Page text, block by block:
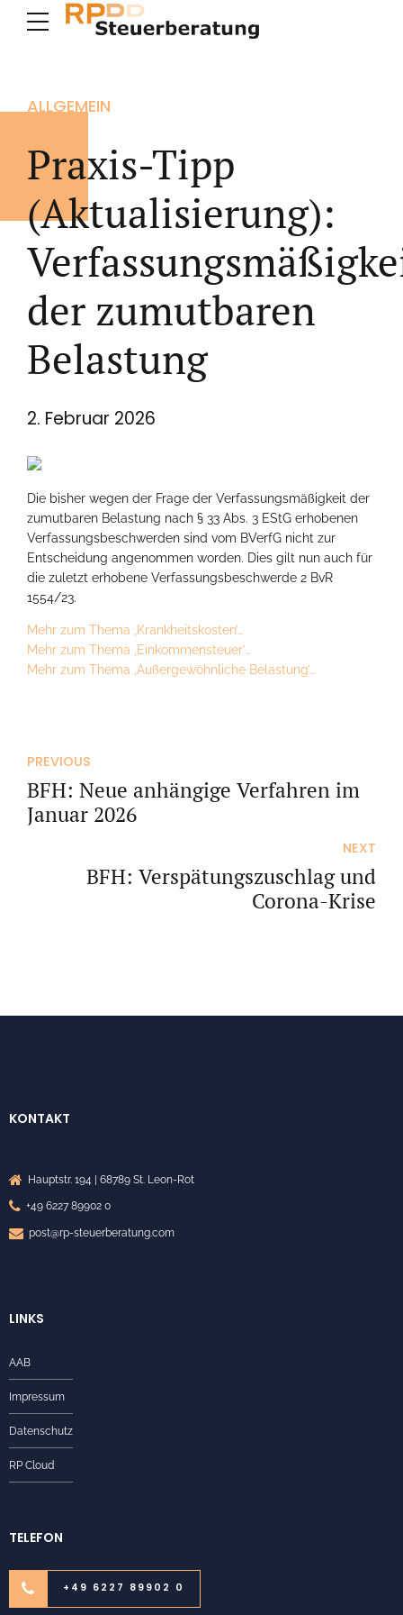
ALLGEMEIN
Praxis-Tipp
(Aktualisierung):
der zumutbaren
Belastung
2. Februar 2026
Die bisher wegen der Frage der Verfassungsmäßigkeit der
zumutbaren Belastung nach § 33 Abs. 3 EStG erhobenen
Verfassungsbeschwerden sind vom BVerfG nicht zur
Entscheidung angenommen worden. Dies gilt nun auch für
die zuletzt erhobene Verfassungsbeschwerde 2 BvR
1554/23.
Mehr zum Thema ‚Krankheitskosten’…
Mehr zum Thema ‚Einkommensteuer’…
Mehr zum Thema ‚Außergewöhnliche Belastung’…
PREVIOUS
BFH: Neue anhängige Verfahren im
Januar 2026
NEXT
BFH: Verspätungszuschlag und
Corona-Krise
KONTAKT
Hauptstr. 194 | 68789 St. Leon-Rot
+49 6227 89902 0
post@rp-steuerberatung.com
LINKS
AAB
Impressum
Datenschutz
RP Cloud
TELEFON
+49 6227 89902 0